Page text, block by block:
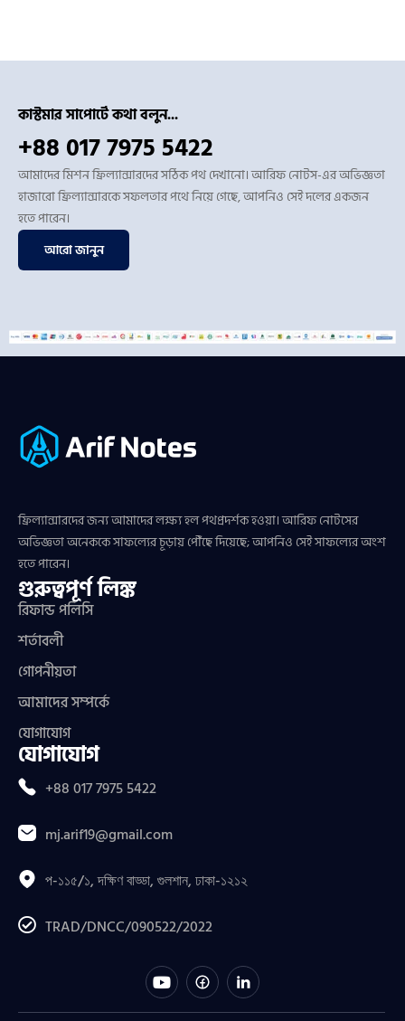
কাস্টমার সাপোর্টে কথা বলুন...
+88 017 7975 5422
আমাদের মিশন ফ্রিল্যান্সারদের সঠিক পথ দেখানো। আরিফ নোটস-এর অভিজ্ঞতা
হাজারো ফ্রিল্যান্সারকে সফলতার পথে নিয়ে গেছে, আপনিও সেই দলের একজন
হতে পারেন।
আরো জানুন
ফ্রিল্যান্সারদের জন্য আমাদের লক্ষ্য হল পথপ্রদর্শক হওয়া। আরিফ নোটসের
অভিজ্ঞতা অনেককে সাফল্যের চূড়ায় পৌঁছে দিয়েছে; আপনিও সেই সাফল্যের অংশ
হতে পারেন।
গুরুত্বপূর্ণ লিঙ্ক
রিফান্ড পলিসি
শর্তাবলী
গোপনীয়তা
আমাদের সম্পর্কে
যোগাযোগ
যোগাযোগ
+88 017 7975 5422
mj.arif19@gmail.com
প-১১৫/১, দক্ষিণ বাড্ডা, গুলশান, ঢাকা-১২১২
TRAD/DNCC/090522/2022